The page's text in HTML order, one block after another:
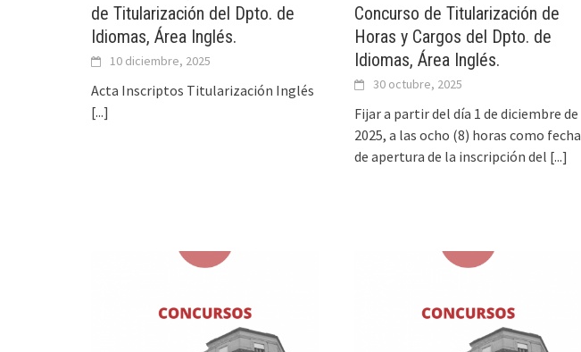
de Titularización del Dpto. de
Idiomas, Área Inglés.
10 diciembre, 2025
Acta Inscriptos Titularización Inglés
[...]
Concurso de Titularización de
Horas y Cargos del Dpto. de
Idiomas, Área Inglés.
30 octubre, 2025
Fijar a partir del día 1 de diciembre de
2025, a las ocho (8) horas como fecha
de apertura de la inscripción del [...]